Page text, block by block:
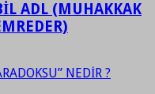
ADL (MUHAKKAK